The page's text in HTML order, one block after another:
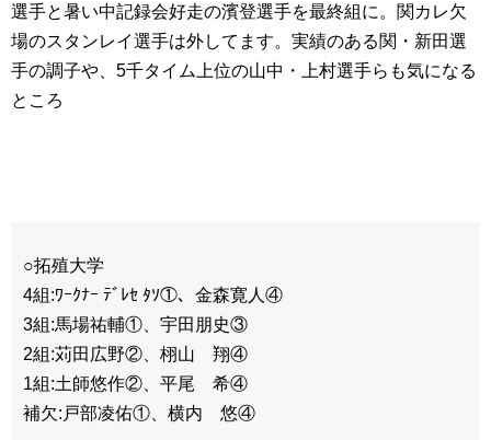
選手と暑い中記録会好走の濱登選手を最終組に。関カレ欠
場のスタンレイ選手は外してます。実績のある関・新田選
手の調子や、5千タイム上位の山中・上村選手らも気になる
ところ
○拓殖大学
4組:ﾜｰｸﾅｰ ﾃﾞﾚｾ ﾀｿ①、金森寛人④
3組:馬場祐輔①、宇田朋史③
2組:苅田広野②、栩山 翔④
1組:土師悠作②、平尾 希④
補欠:戸部凌佑①、横内 悠④